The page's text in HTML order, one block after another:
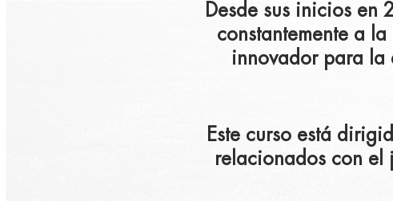
Desde sus inicios
constantemente a
innovador para la
Este curso está
relacionados con el